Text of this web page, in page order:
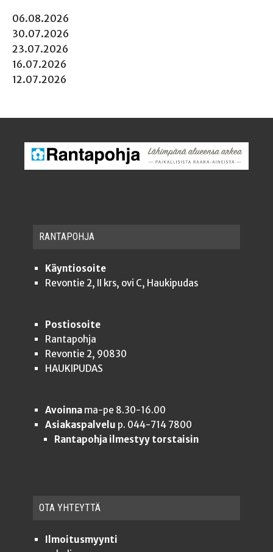
06.08.2026
30.07.2026
23.07.2026
16.07.2026
12.07.2026
RAN­TA­POH­JA
Käyntiosoite
Revontie 2, II krs, ovi C, Haukipudas
Postiosoite
Rantapohja
Revontie 2, 90830
HAUKIPUDAS
Avoinnama-pe 8.30-16.00
Asiakaspalvelu p. 044-714 7800
Rantapohja ilmestyy torstaisin
OTA YHTEYT­TÄ
Ilmoitusmyynti